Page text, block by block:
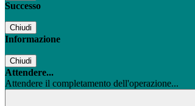
Successo
Chiudi
Informazione
Chiudi
Attendere...
Attendere il completamento dell'operazione...